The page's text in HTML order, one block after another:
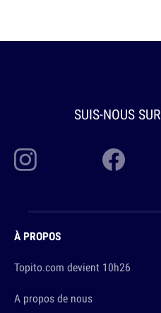
SUIS-NOUS SUR
À PROPOS
Topito.com devient 10h26
A propos de nous